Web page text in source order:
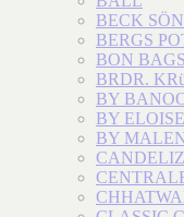
BECK
BERGS
BON BAGS
BRDR.
BY
BY
BY